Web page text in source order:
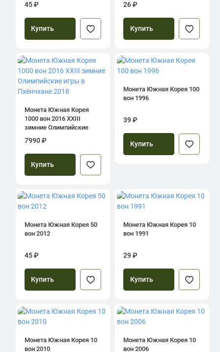
45 ₽
Купить
26 ₽
Купить
Монета Южная Корея
1000 вон 2016 XXIII
зимние Олимпийские
7990 ₽
Купить
Монета Южная Корея 100
вон 1996
39 ₽
Купить
Монета Южная Корея 50
вон 2012
45 ₽
Купить
Монета Южная Корея 10
вон 1991
29 ₽
Купить
Монета Южная Корея 10
вон 2010
Монета Южная Корея 10
вон 2006